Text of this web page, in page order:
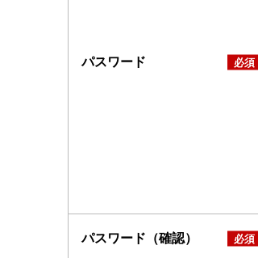
パスワード
パスワード（確認）